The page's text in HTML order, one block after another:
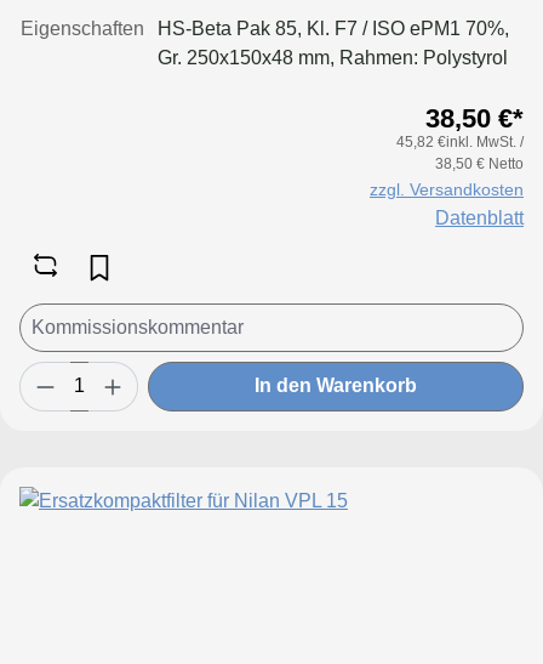
Eigenschaften
HS-Beta Pak 85, Kl. F7 / ISO ePM1 70%,
Gr. 250x150x48 mm, Rahmen: Polystyrol
38,50 €*
45,82 €inkl. MwSt. /
38,50 € Netto
zzgl. Versandkosten
Datenblatt
In den Warenkorb